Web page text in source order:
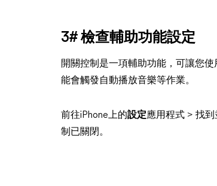
3# 檢查輔助功能設定
開關控制是一項輔助功能，可讓您
能會觸發自動播放音樂等作業。
前往iPhone上的設定應用程式 > 找到
制已關閉。